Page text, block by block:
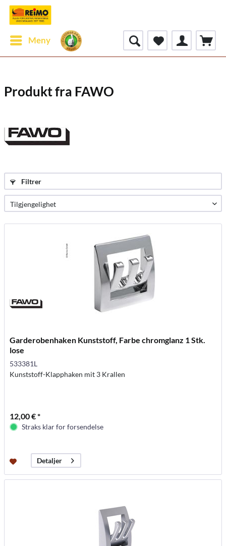
Meny
Produkt fra FAWO
Filtrer
Garderobenhaken Kunststoff, Farbe chromglanz 1 Stk.
lose
533381L
Kunststoff-Klapphaken mit 3 Krallen
12,00 € *
Straks klar for forsendelse
Detaljer